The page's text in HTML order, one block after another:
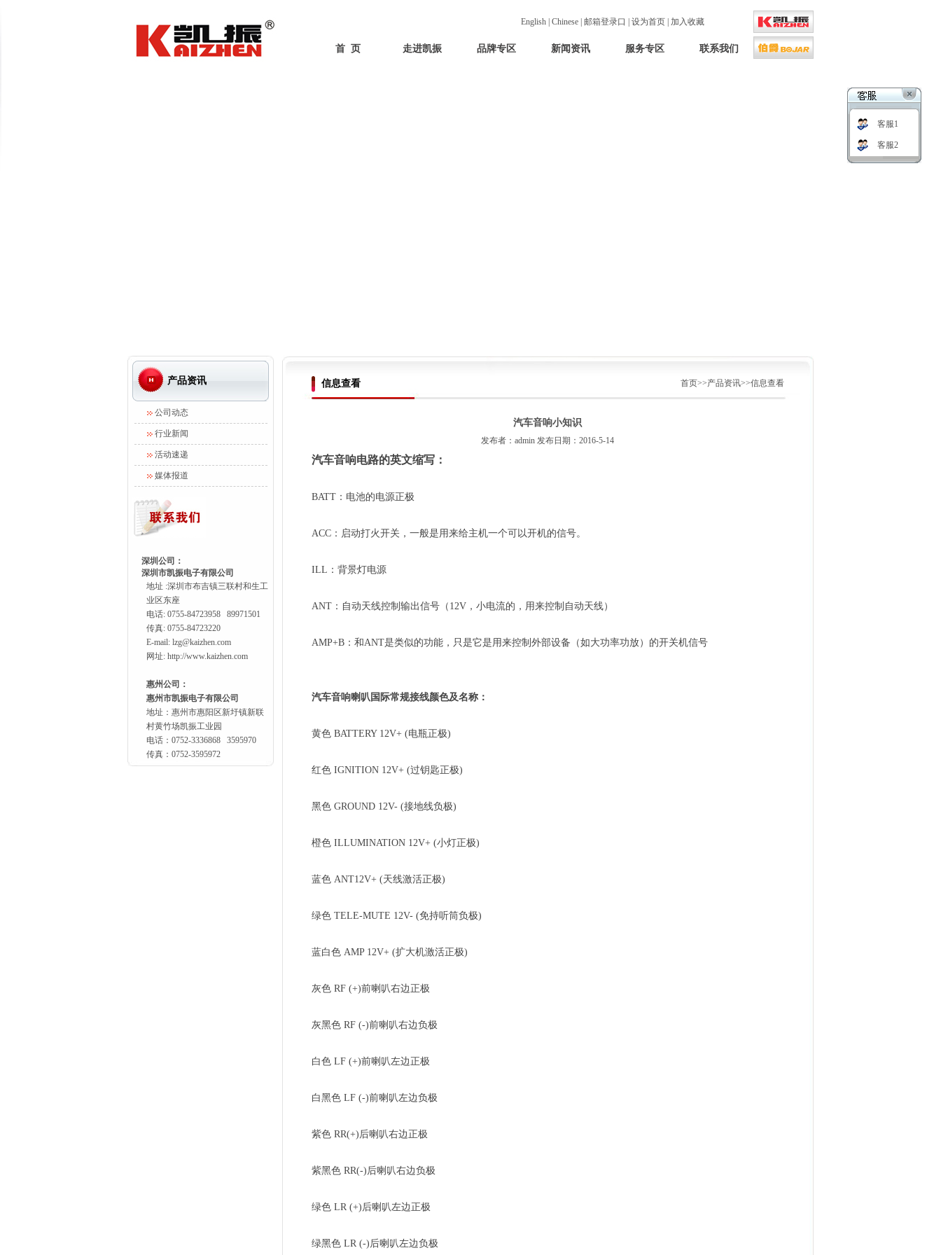
English Chinese 邮箱登录口 设为首页 加入收藏
首 页 走进凯振 品牌专区 新闻资讯 服务专区 联系我们
产品资讯
公司动态
行业新闻
活动速递
媒体报道
深圳公司：
深圳市凯振电子有限公司
地址 :深圳市布吉镇三联村和生工
业区东座
电话: 0755-84723958 89971501
传真: 0755-84723220
E-mail: lzg@kaizhen.com
网址: http://www.kaizhen.com
惠州公司：
惠州市凯振电子有限公司
地址：惠州市惠阳区新圩镇新联
村黄竹场凯振工业园
电话：0752-3336868 3595970
传真：0752-3595972
信息查看 首页>>产品资讯>>信息查看
汽车音响小知识
发布者：admin 发布日期：2016-5-14
汽车音响电路的英文缩写：
BATT：电池的电源正极
ACC：启动打火开关，一般是用来给主机一个可以开机的信号。
ILL：背景灯电源
ANT：自动天线控制输出信号（12V，小电流的，用来控制自动天线）
AMP+B：和ANT是类似的功能，只是它是用来控制外部设备（如大功率功放）的开关机信号
汽车音响喇叭国际常规接线颜色及名称：
黄色 BATTERY 12V+ (电瓶正极)
红色 IGNITION 12V+ (过钥匙正极)
黑色 GROUND 12V- (接地线负极)
橙色 ILLUMINATION 12V+ (小灯正极)
蓝色 ANT12V+ (天线激活正极)
绿色 TELE-MUTE 12V- (免持听筒负极)
蓝白色 AMP 12V+ (扩大机激活正极)
灰色 RF (+)前喇叭右边正极
灰黑色 RF (-)前喇叭右边负极
白色 LF (+)前喇叭左边正极
白黑色 LF (-)前喇叭左边负极
紫色 RR(+)后喇叭右边正极
紫黑色 RR(-)后喇叭右边负极
绿色 LR (+)后喇叭左边正极
绿黑色 LR (-)后喇叭左边负极
客服1
客服2